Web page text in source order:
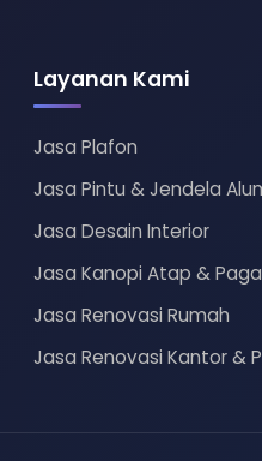
Layanan Kami
Jasa Plafon
Jasa Pintu & Jendela
Jasa Desain Interior
Jasa Kanopi Atap &
Jasa Renovasi Rumah
Jasa Renovasi Kantor &